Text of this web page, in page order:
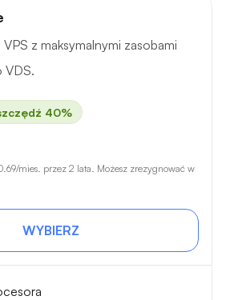
z maksymalnymi zasobami
VDS.
40%
/mies. przez 2 lata. Możesz zrezygnować w
WYBIERZ